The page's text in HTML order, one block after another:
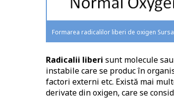
Formarea radicalilor liberi de oxigen
Radicalii liberi sunt molecule
instabile care se produc în
factori externi etc. Există mai
derivate din oxigen, care se